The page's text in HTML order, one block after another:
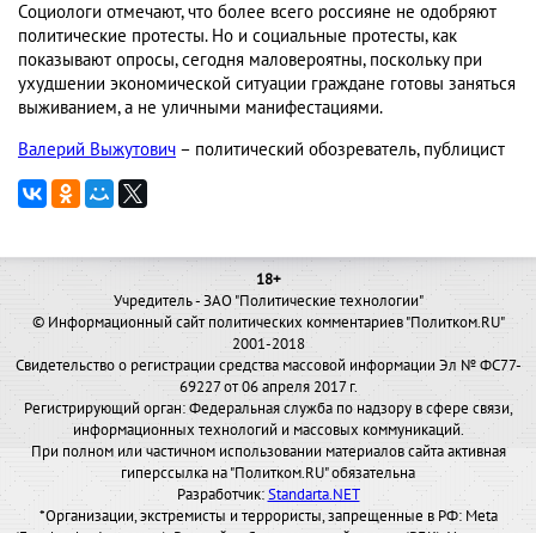
Социологи отмечают, что более всего россияне не одобряют
политические протесты. Но и социальные протесты, как
показывают опросы, сегодня маловероятны, поскольку при
ухудшении экономической ситуации граждане готовы заняться
выживанием, а не уличными манифестациями.
Валерий Выжутович – политический обозреватель, публицист
18+
Учредитель - ЗАО "Политические технологии"
© Информационный сайт политических комментариев "Политком.RU"
2001-2018
Свидетельство о регистрации средства массовой информации Эл № ФС77-
69227 от 06 апреля 2017 г.
Регистрирующий орган: Федеральная служба по надзору в сфере связи,
информационных технологий и массовых коммуникаций.
При полном или частичном использовании материалов сайта активная
гиперссылка на "Политком.RU" обязательна
Разработчик:Standarta.NET
*Организации, экстремисты и террористы, запрещенные в РФ: Meta